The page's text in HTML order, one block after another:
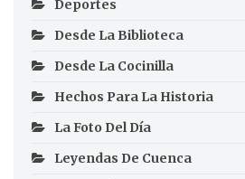
Deportes
Desde La Biblioteca
Desde La Cocinilla
Hechos Para La Historia
La Foto Del Día
Leyendas De Cuenca